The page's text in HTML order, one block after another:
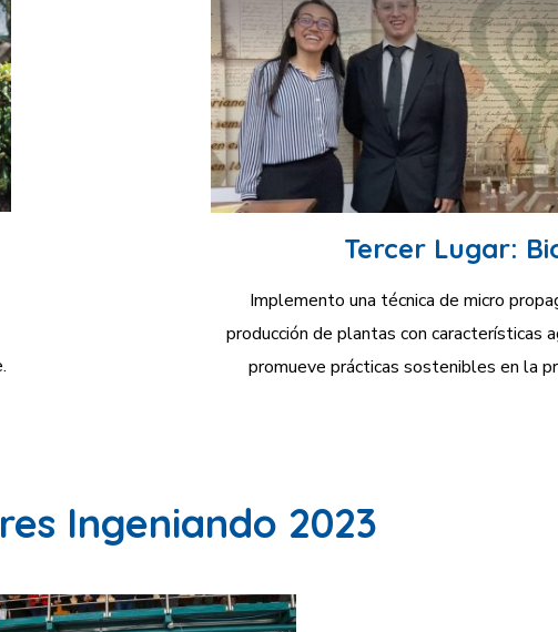
Tercer Lugar:
Implemento una técnica de micro
producción de plantas con características
promueve prácticas sostenibles en la
Ingeniando 2023